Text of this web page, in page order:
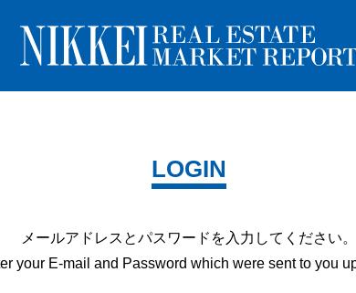
LOGIN
メールアドレスとパスワードを 入力してください。
your E-mail and Password which were sent to you